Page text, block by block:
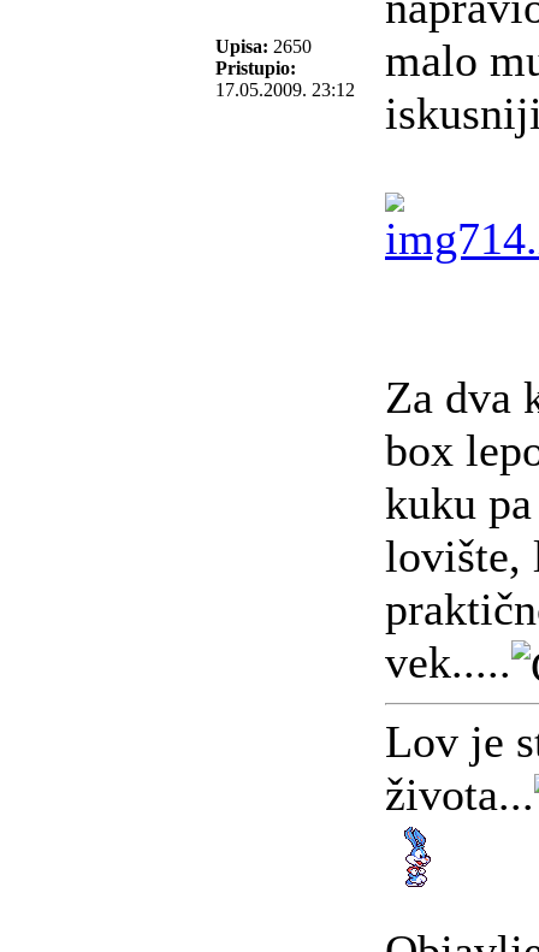
Upisa: 2650
Pristupio:
17.05.2009. 23:12
malo
Za dva
box
kuku
lovište,
vek.....
Lov je
života...